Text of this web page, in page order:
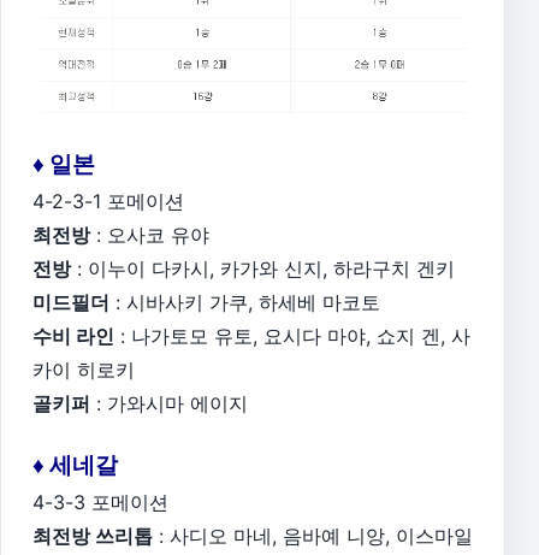
♦ 일본
4-2-3-1 포메이션
최전방: 오사코 유야
전방: 이누이 다카시, 카가와 신지, 하라구치 겐키
미드필더 : 시바사키 가쿠, 하세베 마코토
수비 라인 : 나가토모 유토, 요시다 마야, 쇼지 겐, 사
카이 히로키
골키퍼 : 가와시마 에이지
♦ 세네갈
4-3-3 포메이션
최전방 쓰리톱 : 사디오 마네, 음바예 니앙, 이스마일